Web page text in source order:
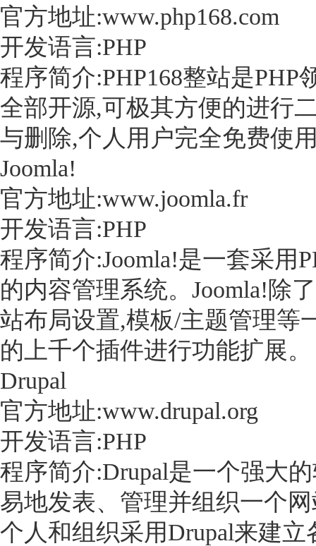
官方地址:www.php168.com
开发语言:PHP
程序简介:PHP168整站是
全部开源,可极其方便的进行
与删除,个人用户完全免费使
Joomla!
官方地址:www.joomla.fr
开发语言:PHP
程序简介:Joomla!是一套采用
的内容管理系统。Joomla!除
站布局设置,模板/主题管理等
的上千个插件进行功能扩展。
Drupal
官方地址:www.drupal.org
开发语言:PHP
程序简介:Drupal是一个强大
易地发表、管理并组织一个
个人和组织采用Drupal来建